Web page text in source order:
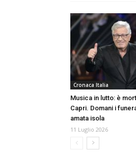
Cronaca Italia
Musica in lutto: è
Capri. Domani i
amata isola
11 Luglio 2026